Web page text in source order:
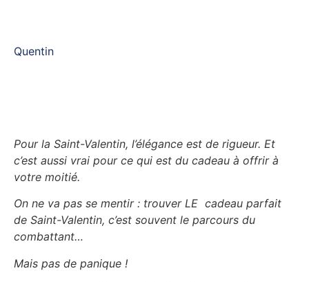
Quentin
Pour la Saint-Valentin, l’élégance est de rigueur. Et
c’est aussi vrai pour ce qui est du cadeau à offrir à
votre moitié.
On ne va pas se mentir : trouver LE cadeau parfait
de Saint-Valentin, c’est souvent le parcours du
combattant…
Mais pas de panique !